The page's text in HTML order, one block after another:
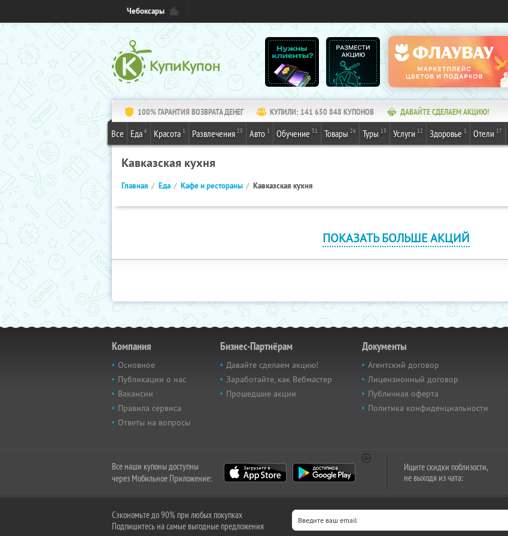
Чебоксары
100% ГАРАНТИЯ ВОЗВРАТА ДЕНЕГ КУПИЛИ: 141 650 848 КУПОНОВ ДАВАЙТЕ СДЕЛАЕМ АКЦИЮ!
Все Еда 6 Красота 1 Развлечения 25 Авто 1 Обучение 31 Товары 26 Туры 13 Услуги 12 Здоровье 1 Отели 17
Кавказская кухня
Главная Еда Кафе и рестораны Кавказская кухня
ПОКАЗАТЬ БОЛЬШЕ АКЦИЙ
Компания
Основное
Публикации о нас
Вакансии
Правила сервиса
Ответы на вопросы
Бизнес-Партнёрам
Давайте сделаем акцию!
Заработайте, как Вебмастер
Прошедшие акции
Документы
Агентский договор
Лицензионный договор
Публичная оферта
Политика конфиденциальности
Все наши купоны доступны
через Мобильное Приложение:
Ищите скидки поблизости,
не выходя из чата:
Сэкономьте до 90% при любых покупках
Подпишитесь на самые выгодные предложения